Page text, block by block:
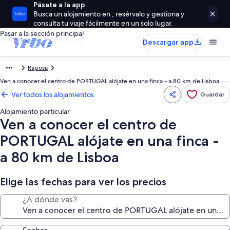
Pásate a la app
Busca un alojamiento en , resérvalo y gestiona y
consulta tu viaje fácilmente en un solo lugar.
Pasar a la sección principal
Descargar app
Raposa
Ven a conocer el centro de PORTUGAL alójate en una finca - a 80 km de Lisboa
Ver todos los alojamientos Guardar
Alojamiento particular
Ven a conocer el centro de
PORTUGAL alójate en una finca -
a 80 km de Lisboa
Elige las fechas para ver los precios
¿A dónde vas?